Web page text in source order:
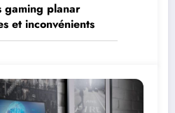
gaming planar
et inconvénients